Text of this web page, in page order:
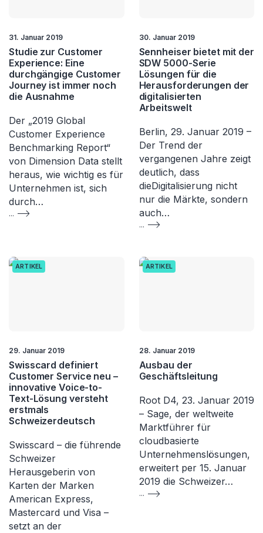
31. Januar 2019
Studie zur Customer
Experience: Eine
durchgängige Customer
Journey ist immer noch
die Ausnahme
Der „2019 Global
Customer Experience
Benchmarking Report“
von Dimension Data stellt
heraus, wie wichtig es für
Unternehmen ist, sich
durch…
...
30. Januar 2019
Sennheiser bietet mit der
SDW 5000-Serie
Lösungen für die
Herausforderungen der
digitalisierten
Arbeitswelt
Berlin, 29. Januar 2019 –
Der Trend der
vergangenen Jahre zeigt
deutlich, dass
dieDigitalisierung nicht
nur die Märkte, sondern
auch…
...
ARTIKEL
29. Januar 2019
Swisscard definiert
Customer Service neu –
innovative Voice-to-
Text-Lösung versteht
erstmals
Schweizerdeutsch
Swisscard – die führende
Schweizer
Herausgeberin von
Karten der Marken
American Express,
Mastercard und Visa –
setzt an der
ARTIKEL
28. Januar 2019
Ausbau der
Geschäftsleitung
Root D4, 23. Januar 2019
– Sage, der weltweite
Marktführer für
cloudbasierte
Unternehmenslösungen,
erweitert per 15. Januar
2019 die Schweizer…
...